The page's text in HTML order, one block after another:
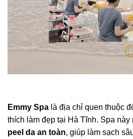
Emmy Spa là địa chỉ quen thuộc
thích làm đẹp tại Hà Tĩnh. Spa
peel da an toàn, giúp làm sạch